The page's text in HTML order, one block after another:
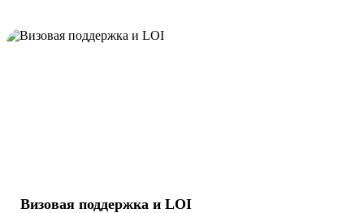
Визовая поддержка и LOI